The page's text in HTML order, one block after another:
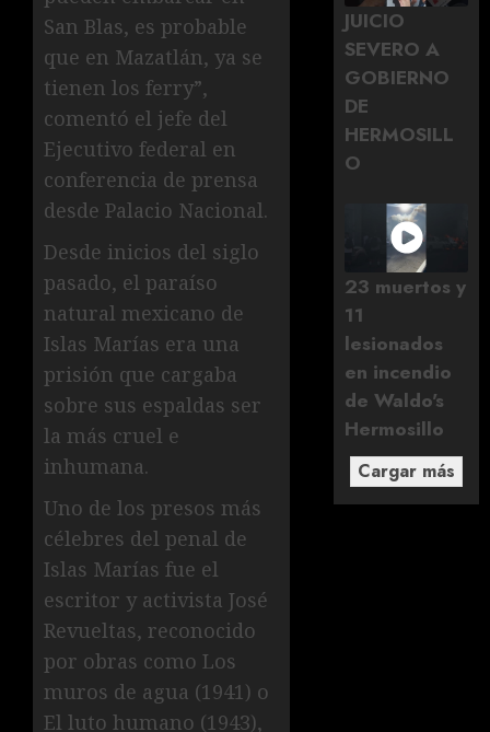
San Blas, es probable
que en Mazatlán, ya se
tienen los ferry”,
comentó el jefe del
Ejecutivo federal en
conferencia de prensa
desde Palacio Nacional.
Desde inicios del siglo
pasado, el paraíso
natural mexicano de
Islas Marías era una
prisión que cargaba
sobre sus espaldas ser
la más cruel e
inhumana.
Uno de los presos más
célebres del penal de
Islas Marías fue el
escritor y activista José
Revueltas, reconocido
por obras como Los
muros de agua (1941) o
El luto humano (1943),
JUICIO
SEVERO A
GOBIERNO
DE
HERMOSILL
O
23 muertos y
11
lesionados
en incendio
de Waldo's
Hermosillo
Cargar más